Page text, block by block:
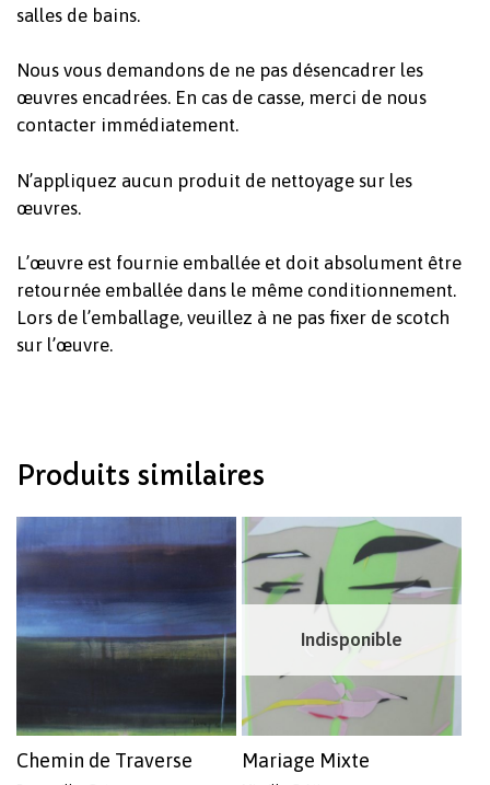
Votre panier est vide.
Revenir à l'Artotek
salles de bains.
Nous vous demandons de ne pas désencadrer les
œuvres encadrées. En cas de casse, merci de nous
contacter immédiatement.
N’appliquez aucun produit de nettoyage sur les
œuvres.
L’œuvre est fournie emballée et doit absolument être
retournée emballée dans le même conditionnement.
Lors de l’emballage, veuillez à ne pas fixer de scotch
sur l’œuvre.
Produits similaires
Chemin de Traverse
Indisponible
Mariage Mixte